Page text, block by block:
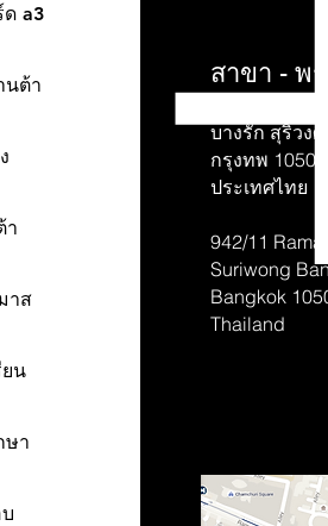
ด a3
นต้า
า
าส
น
ษา
สาขา - พ
บางรัก สุริวงศ์
กรุงทพ 10500
ประเทศไทย
942/11 Rama
Suriwong
Bangkok
Thailand